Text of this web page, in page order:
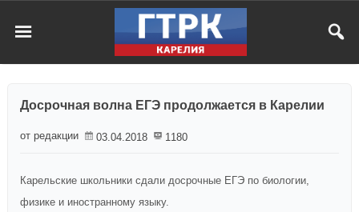
Досрочная волна ЕГЭ продолжается в Карелии
от редакции 03.04.2018 1180
Карельские школьники сдали досрочные ЕГЭ по биологии,
физике и иностранному языку.